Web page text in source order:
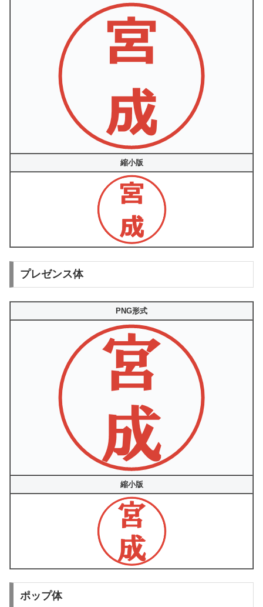
縮小版
プレゼンス体
PNG形式
縮小版
ポップ体